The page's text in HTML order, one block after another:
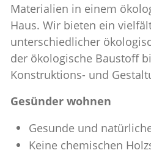
Materialien in einem
Haus. Wir bieten ein
unterschiedlicher
der ökologische Baustoff
Konstruktions- und
Gesünder wohnen
Gesunde und
Keine chemischen